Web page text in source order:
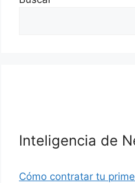
Inteligencia de
Cómo contratar tu